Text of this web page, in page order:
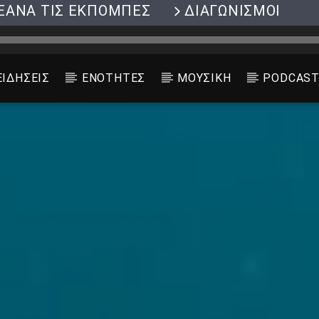
ΤΙΣ ΕΚΠΟΜΠΕΣ ΔΙΑΓΩΝΙΣΜΟΙ
ΕΝΟΤΗΤΕΣ ΜΟΥΣΙΚΗ